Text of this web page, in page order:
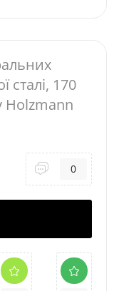
сталі, 170
Holzmann
0